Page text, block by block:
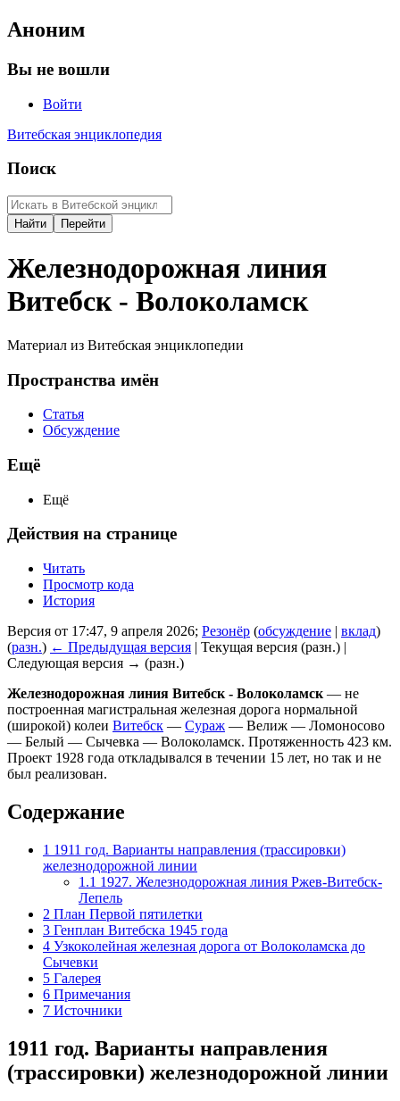
Аноним
Вы не вошли
Войти
Витебская энциклопедия
Поиск
Железнодорожная линия
Витебск - Волоколамск
Материал из Витебская энциклопедии
Пространства имён
Статья
Обсуждение
Ещё
Ещё
Действия на странице
Читать
Просмотр кода
История
Версия от 17:47, 9 апреля 2026; Резонёр (обсуждение | вклад)
(разн.) ← Предыдущая версия | Текущая версия (разн.) |
Следующая версия → (разн.)
Железнодорожная линия Витебск - Волоколамск — не
построенная магистральная железная дорога нормальной
(широкой) колеи Витебск — Сураж — Велиж — Ломоносово
— Белый — Сычевка — Волоколамск. Протяженность 423 км.
Проект 1928 года откладывался в течении 15 лет, но так и не
был реализован.
Содержание
1 1911 год. Варианты направления (трассировки)
железнодорожной линии
1.1 1927. Железнодорожная линия Ржев-Витебск-
Лепель
2 План Первой пятилетки
3 Генплан Витебска 1945 года
4 Узкоколейная железная дорога от Волоколамска до
Сычевки
5 Галерея
6 Примечания
7 Источники
1911 год. Варианты направления
(трассировки) железнодорожной линии